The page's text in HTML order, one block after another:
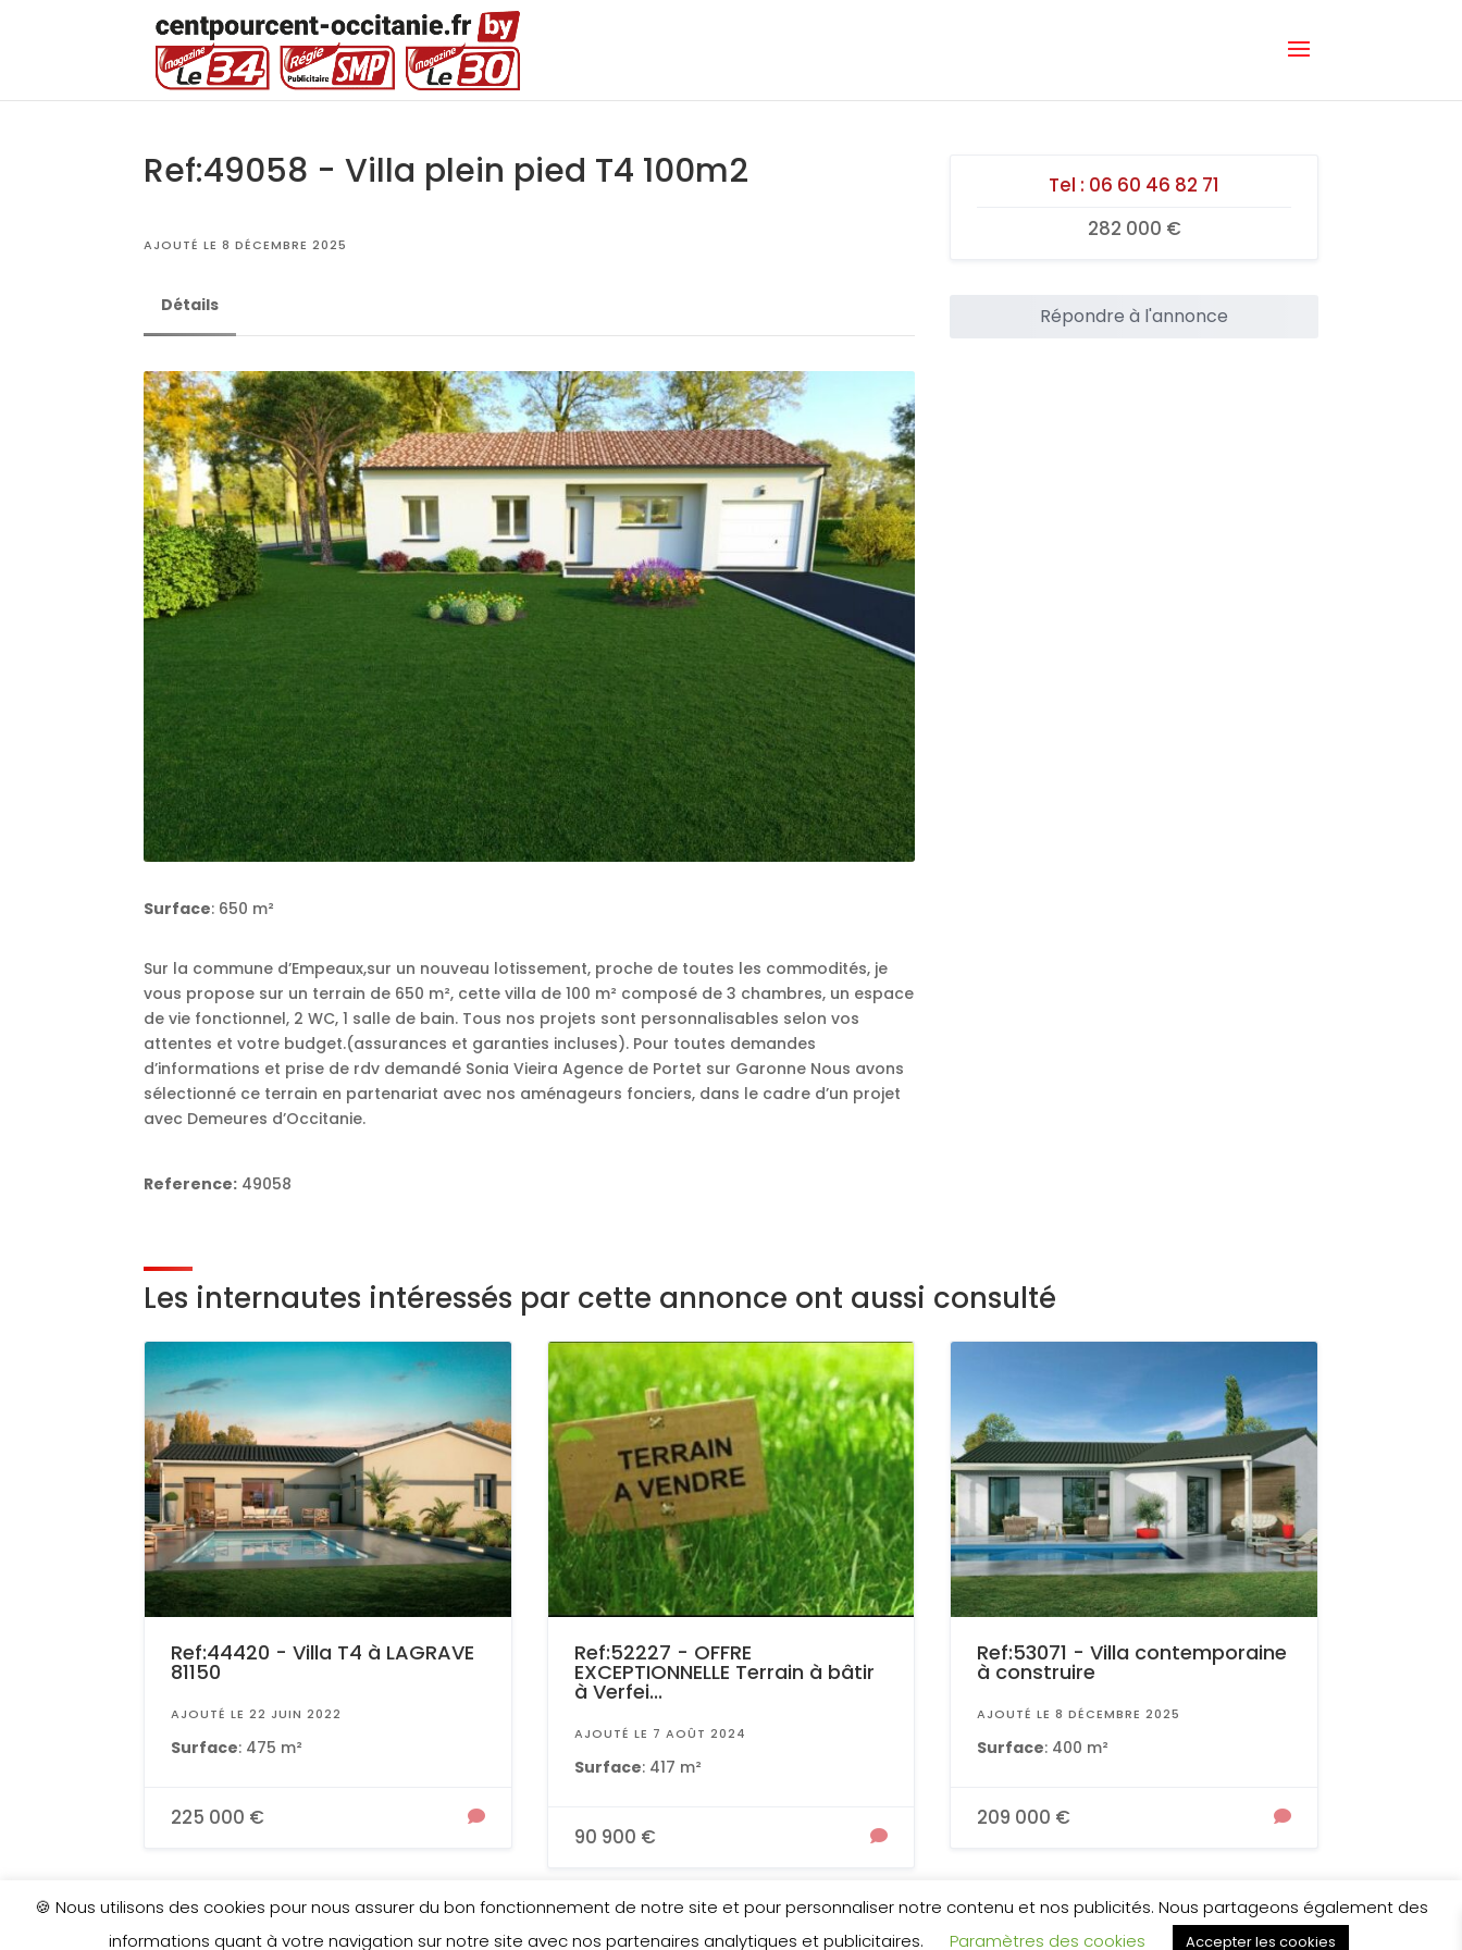
Ref:49058 - Villa plein pied T4 100m2
AJOUTÉ LE 8 DÉCEMBRE 2025
Détails
Surface: 650 m²
Sur la commune d’Empeaux,sur un nouveau lotissement, proche de toutes les commodités, je
vous propose sur un terrain de 650 m², cette villa de 100 m² composé de 3 chambres, un espace
de vie fonctionnel, 2 WC, 1 salle de bain. Tous nos projets sont personnalisables selon vos
attentes et votre budget.(assurances et garanties incluses). Pour toutes demandes
d’informations et prise de rdv demandé Sonia Vieira Agence de Portet sur Garonne Nous avons
sélectionné ce terrain en partenariat avec nos aménageurs fonciers, dans le cadre d’un projet
avec Demeures d’Occitanie.
Reference: 49058
Tel : 06 60 46 82 71
282 000 €
Répondre à l'annonce
Les internautes intéressés par cette annonce ont aussi consulté
Ref:44420 - Villa T4 à LAGRAVE
81150
AJOUTÉ LE 22 JUIN 2022
Surface: 475 m²
225 000 €
Ref:52227 - OFFRE
EXCEPTIONNELLE Terrain à bâtir
à Verfei...
AJOUTÉ LE 7 AOÛT 2024
Surface: 417 m²
90 900 €
Ref:53071 - Villa contemporaine
à construire
AJOUTÉ LE 8 DÉCEMBRE 2025
Surface: 400 m²
209 000 €
🍪 Nous utilisons des cookies pour nous assurer du bon fonctionnement de notre site et pour personnaliser notre contenu et nos publicités. Nous partageons également des
informations quant à votre navigation sur notre site avec nos partenaires analytiques et publicitaires.
Paramètres des cookies Accepter les cookies